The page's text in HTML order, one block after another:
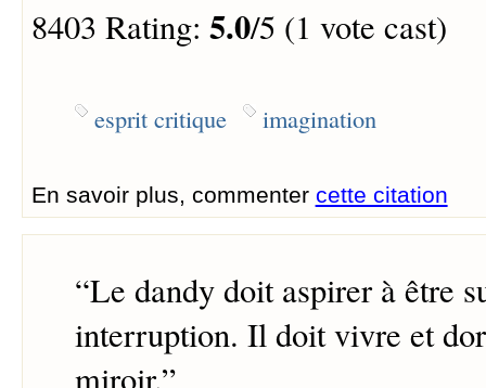
8403 Rating: 5.0/5 (1 vote cast)
esprit critique imagination
En savoir plus, commenter cette citation
“Le dandy doit aspirer à être
interruption. Il doit vivre et
miroir.”